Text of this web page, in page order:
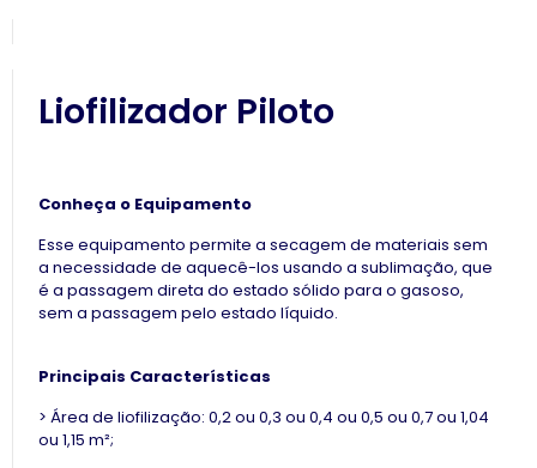
Liofilizador Piloto
Conheça o Equipamento
Esse equipamento permite a secagem de materiais sem
a necessidade de aquecê-los usando a sublimação, que
é a passagem direta do estado sólido para o gasoso,
sem a passagem pelo estado líquido.
Principais Características
> Área de liofilização: 0,2 ou 0,3 ou 0,4 ou 0,5 ou 0,7 ou 1,04
ou 1,15 m²;